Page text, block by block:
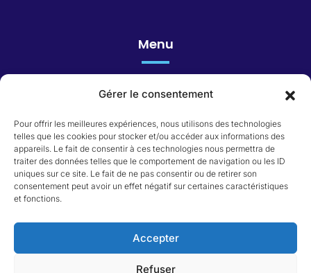
Gérer le consentement
Pour offrir les meilleures expériences, nous utilisons des technologies
telles que les cookies pour stocker et/ou accéder aux informations des
appareils. Le fait de consentir à ces technologies nous permettra de
traiter des données telles que le comportement de navigation ou les ID
uniques sur ce site. Le fait de ne pas consentir ou de retirer son
consentement peut avoir un effet négatif sur certaines caractéristiques
et fonctions.
Accepter
Refuser
Menu
Catégorie du bien
Appartement
Maison
Terrain